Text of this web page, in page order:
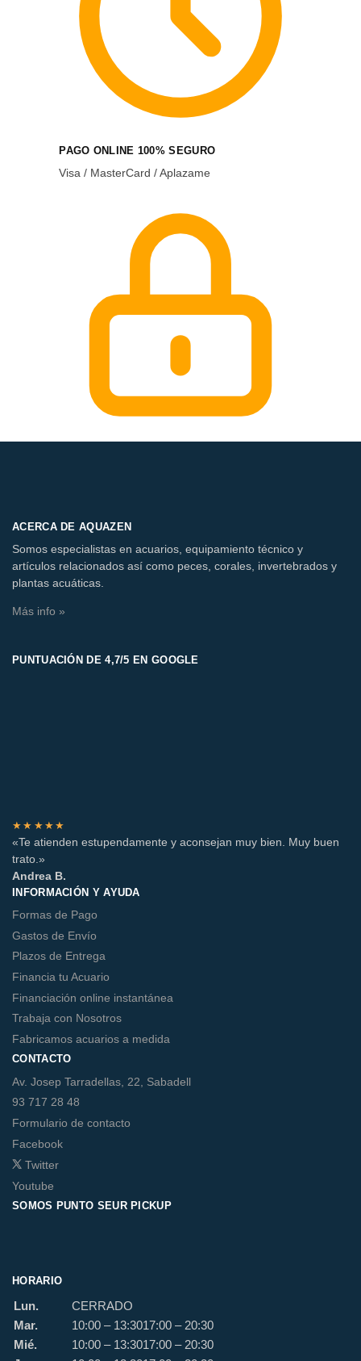
PAGO ONLINE 100% SEGURO
Visa / MasterCard / Aplazame
ACERCA DE AQUAZEN
Somos especialistas en acuarios, equipamiento técnico y
artículos relacionados así como peces, corales, invertebrados y
plantas acuáticas.
Más info »
PUNTUACIÓN DE 4,7/5 EN GOOGLE
★★★★★
«Te atienden estupendamente y aconsejan muy bien. Muy buen
trato.»
Andrea B.
INFORMACIÓN Y AYUDA
Formas de Pago
Gastos de Envío
Plazos de Entrega
Financia tu Acuario
Financiación online instantánea
Trabaja con Nosotros
Fabricamos acuarios a medida
CONTACTO
Av. Josep Tarradellas, 22, Sabadell
93 717 28 48
Formulario de contacto
Facebook
Twitter
Youtube
SOMOS PUNTO SEUR PICKUP
HORARIO
Lun.
CERRADO
Mar.
10:00 – 13:3017:00 – 20:30
Mié.
10:00 – 13:3017:00 – 20:30